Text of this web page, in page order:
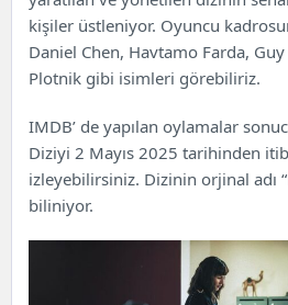
Yirmi Yıl Önce
Yirmi Yıl Önce Tema
Yirmi Yıl Önce Tanıtım
kişiler üstleniyor. Oyuncu
Daniel Chen, Havtamo Farda,
Plotnik gibi isimleri görebiliriz.
IMDB’ de yapılan oylamalar
Diziyi 2 Mayıs 2025 tarihinden
izleyebilirsiniz. Dizinin orjinal adı “
biliniyor.